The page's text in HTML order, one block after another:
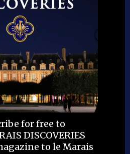
for free to
DISCOVERIES
to le Marais